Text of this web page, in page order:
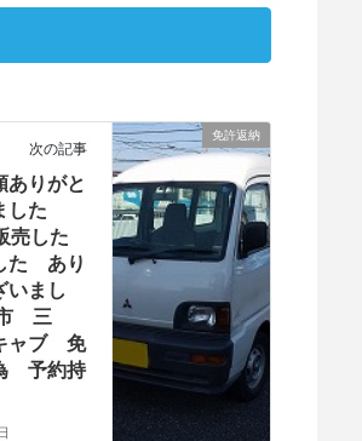
免許返納
次の記事
ありがと
した
売した
た あり
いまし
三
ャブ 免
予約持